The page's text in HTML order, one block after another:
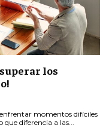
los
momentos difíciles
diferencia a las...